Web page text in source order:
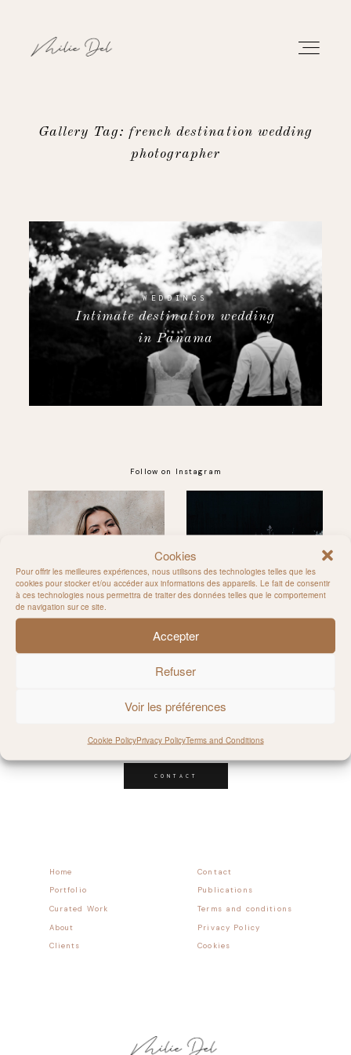
Cookies
Pour offrir les meilleures expériences, nous utilisons des technologies telles que les
cookies pour stocker et/ou accéder aux informations des appareils. Le fait de consentir
à ces technologies nous permettra de traiter des données telles que le comportement
de navigation sur ce site.
Accepter
Refuser
Voir les préférences
Cookie PolicyPrivacy PolicyTerms and Conditions
ABOUT
CONTACT
Gallery Tag: french destination wedding
photographer
WEDDINGS
Intimate destination wedding
in Panama
Follow on Instagram
@MILIE_DEL
Contact
Home
Publications
Portfolio
Terms and conditions
Curated Work
CONTACT
Privacy Policy
About
Cookies
Clients